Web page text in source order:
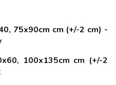
75x90cm cm (+/-2 cm) -
100x135cm cm (+/-2